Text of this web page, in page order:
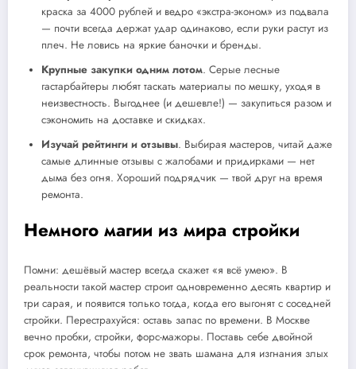
краска за 4000 рублей и ведро «экстра-эконом» из подвала
— почти всегда держат удар одинаково, если руки растут из
плеч. Не ловись на яркие баночки и бренды.
Крупные закупки одним лотом. Серые лесные
гастарбайтеры любят таскать материалы по мешку, уходя в
неизвестность. Выгоднее (и дешевле!) — закупиться разом и
сэкономить на доставке и скидках.
Изучай рейтинги и отзывы. Выбирая мастеров, читай даже
самые длинные отзывы с жалобами и придирками — нет
дыма без огня. Хороший подрядчик — твой друг на время
ремонта.
Немного магии из мира стройки
Помни: дешёвый мастер всегда скажет «я всё умею». В
реальности такой мастер строит одновременно десять квартир и
три сарая, и появится только тогда, когда его выгонят с соседней
стройки. Перестрахуйся: оставь запас по времени. В Москве
вечно пробки, стройки, форс-мажоры. Поставь себе двойной
срок ремонта, чтобы потом не звать шамана для изгнания злых